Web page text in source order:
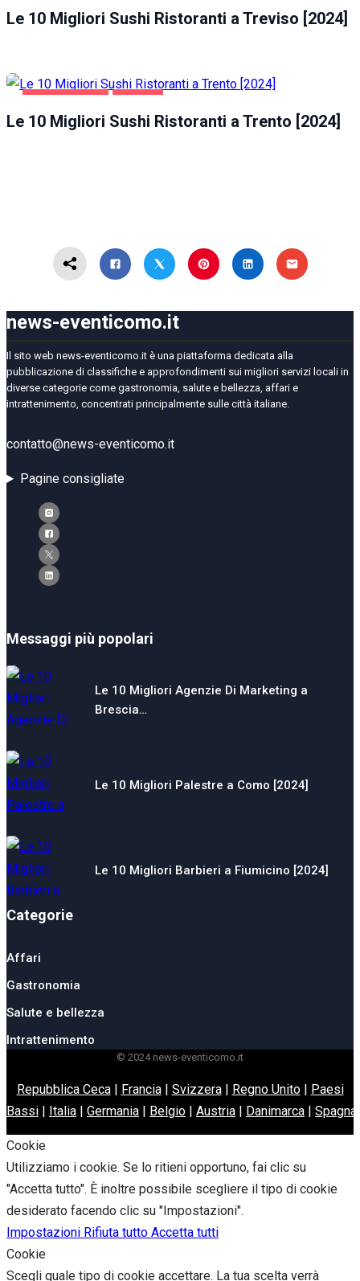
Le 10 Migliori Sushi Ristoranti a Treviso [2024]
Le 10 Migliori Sushi Ristoranti a Trento [2024]
news-eventicomo.it
Il sito web news-eventicomo.it è una piattaforma dedicata alla
pubblicazione di classifiche e approfondimenti sui migliori servizi locali in
diverse categorie come gastronomia, salute e bellezza, affari e
intrattenimento, concentrati principalmente sulle città italiane.
contatto@news-eventicomo.it
Pagine consigliate
Messaggi più popolari
Le 10 Migliori Agenzie Di Marketing a
Brescia…
Le 10 Migliori Palestre a Como [2024]
Le 10 Migliori Barbieri a Fiumicino [2024]
Categorie
Affari
Gastronomia
Salute e bellezza
Intrattenimento
© 2024 news-eventicomo.it
Repubblica Ceca| Francia| Svizzera| Regno Unito| Paesi
Bassi | Italia | Germania | Belgio | Austria | Danimarca | Spagna
Cookie
Utilizziamo i cookie. Se lo ritieni opportuno, fai clic su
"Accetta tutto". È inoltre possibile scegliere il tipo di cookie
desiderato facendo clic su "Impostazioni".
Impostazioni Rifiuta tutto Accetta tutti
Cookie
Scegli quale tipo di cookie accettare. La tua scelta verrà